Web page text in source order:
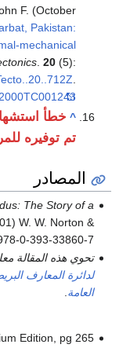
F. (October
Pakistan:
mechanical
.20 (5):
^ خطأ
تم توفيره
المصادر
The Story of a
W. W. Norton &
0-393-33860-7.
تحوي هذه المقالة
لدائرة المعارف
العامة
Edition, pg 265.